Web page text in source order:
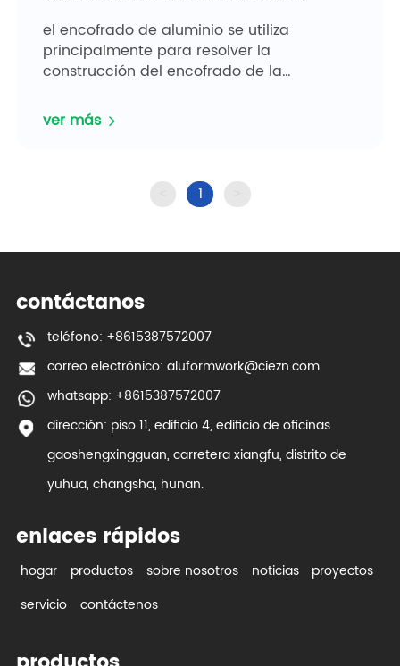
el encofrado de aluminio se utiliza
principalmente para resolver la
construcción del encofrado de la
construcción de viviendas. puede
acortar&...
ver más
1
contáctanos
teléfono: +8615387572007
correo electrónico: aluformwork@ciezn.com
whatsapp: +8615387572007
dirección: piso 11, edificio 4, edificio de oficinas
gaoshengxingguan, carretera xiangfu, distrito de
yuhua, changsha, hunan.
enlaces rápidos
hogar productos sobre nosotros noticias
proyectos
servicio
contáctenos